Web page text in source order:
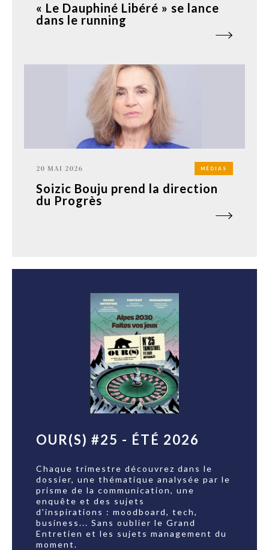
« Le Dauphiné Libéré » se lance
dans le running
20 MAI 2026 MÉDIAS
Soizic Bouju prend la direction
du Progrès
OUR(S) #25 - ÉTÉ 2026
Chaque trimestre découvrez dans le
dossier, une thématique analysée par le
prisme de la communication, une
enquête et des sujets
d'inspirations : moodboard, tech,
business... Sans oublier le Grand
Entretien et les sujets management du
moment.